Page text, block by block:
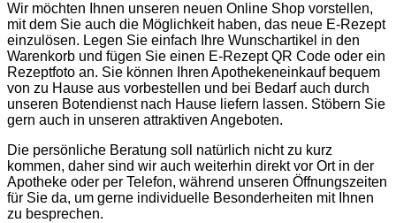
Wir möchten Ihnen unseren neuen Online Shop vorstellen,
mit dem Sie auch die Möglichkeit haben, das neue E-Rezept
einzulösen. Legen Sie einfach Ihre Wunschartikel in den
Warenkorb und fügen Sie einen E-Rezept QR Code oder ein
Rezeptfoto an. Sie können Ihren Apothekeneinkauf bequem
von zu Hause aus vorbestellen und bei Bedarf auch durch
unseren Botendienst nach Hause liefern lassen. Stöbern Sie
gern auch in unseren attraktiven Angeboten.
Die persönliche Beratung soll natürlich nicht zu kurz
kommen, daher sind wir auch weiterhin direkt vor Ort in der
Apotheke oder per Telefon, während unseren Öffnungszeiten
für Sie da, um gerne individuelle Besonderheiten mit Ihnen
zu besprechen.